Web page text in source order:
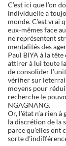
C’est ici que l’on
individuelle a
monde. C’est vrai
eux-mêmes face
ne représentent
mentalités des
Paul BIYA à la tête
attirer à lui toute
de consolider
vérifier sur
moyens pour
recherche le
NGAGNANG.
Or, l’état n’a rien
la discrétion de la
parce qu’elles ont
sorte